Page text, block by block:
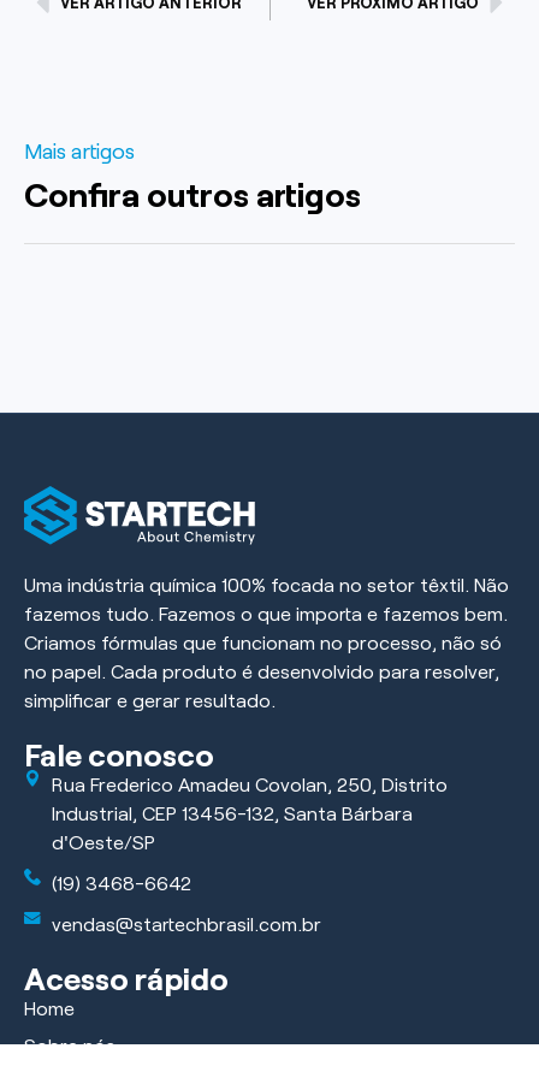
Mais artigos
Confira outros artigos
Uma indústria química 100% focada no setor têxtil. Não
fazemos tudo. Fazemos o que importa e fazemos bem.
Criamos fórmulas que funcionam no processo, não só
no papel. Cada produto é desenvolvido para resolver,
simplificar e gerar resultado.
Fale conosco
Rua Frederico Amadeu Covolan, 250, Distrito
Industrial, CEP 13456-132, Santa Bárbara
d'Oeste/SP
(19) 3468-6642
vendas@startechbrasil.com.br
Acesso rápido
Home
Sobre nós